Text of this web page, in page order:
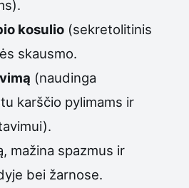
kosulio (sekretolitinis
skausmo.
(naudinga
karščio pylimams ir
mažina spazmus ir
bei žarnose.